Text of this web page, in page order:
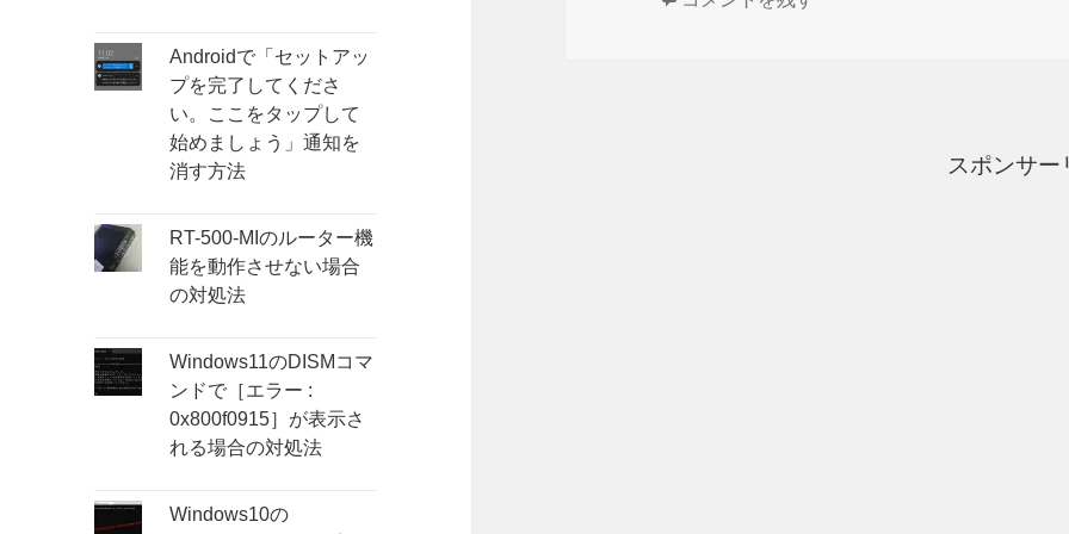
Androidで「セットアッ
プを完了してくださ
い。ここをタップして
始めましょう」通知を
消す方法
RT-500-MIのルーター機
能を動作させない場合
の対処法
Windows11のDISMコマ
ンドで［エラー :
0x800f0915］が表示さ
れる場合の対処法
Windows10の
スポンサー